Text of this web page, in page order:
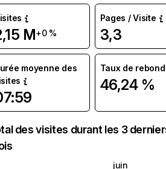
M+0 %
Pages / Visite
3,3
moyenne des
Taux de rebond
46,24 %
des visites durant les 3
juin